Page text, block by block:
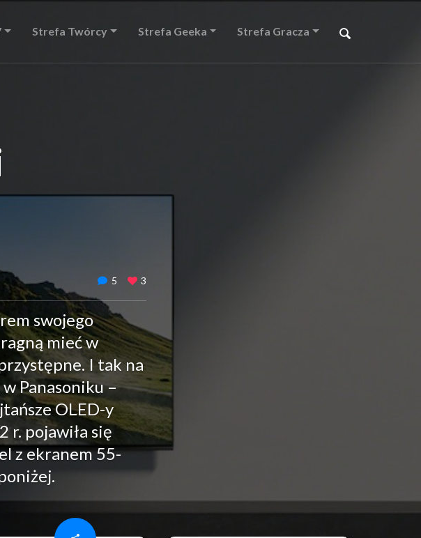
Strefa Twórcy Strefa Geeka Strefa Gracza
5 3
swojego
mieć w
I tak na
Panasoniku –
OLED-y
r. pojawiła się
z ekranem 55-